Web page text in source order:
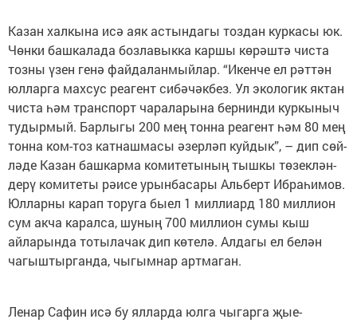
Казан халкына исә аяк астындагы тоздан куркасы юк.
Чөнки башкалада бозлавыкка каршы көрәштә чиста
тозны үзен генә файдаланмыйлар. “Икенче ел рәттән
юлларга махсус реагент си­бәчәкбез. Ул экологик яктан
чиста һәм транспорт чараларына бернинди куркыныч
тудырмый. Барлыгы 200 мең тонна реагент һәм 80 мең
тонна ком-тоз катнашмасы әзерләп куйдык”, – дип сөй­
ләде Казан башкарма ко­ми­тетының тышкы төзек­лән­
дерү комитеты рәисе урынбасары Альберт Ибра­һимов.
Юлларны карап торуга быел 1 миллиард 180 миллион
сум акча каралса, шуның 700 миллион сумы кыш
айларында тотылачак дип кө­телә. Алдагы ел белән
чагыштырганда, чыгымнар артмаган.
Ленар Сафин исә бу ялларда юлга чыгарга җые­